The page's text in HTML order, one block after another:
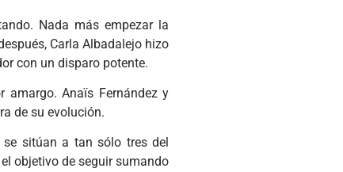
Nada más empezar la
Carla Albadalejo hizo
con un disparo potente.
amargo. Anaïs Fernández y
de su evolución.
sitúan a tan sólo tres del
objetivo de seguir sumando